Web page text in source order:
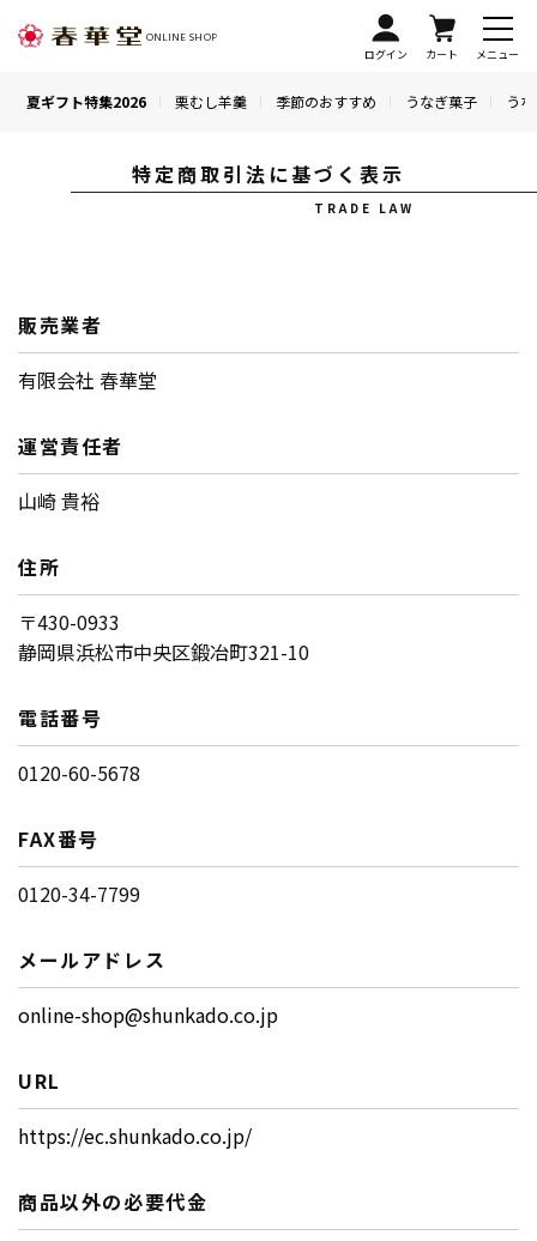
ONLINE SHOP
ログイン カート メニュー
夏ギフト特集2026 栗むし羊羹 季節のおすすめ うなぎ菓子 う
特定商取引法に基づく表示
TRADE LAW
販売業者
有限会社 春華堂
運営責任者
山崎 貴裕
住所
〒430-0933
静岡県浜松市中央区鍛冶町321-10
電話番号
0120-60-5678
FAX番号
0120-34-7799
メールアドレス
online-shop@shunkado.co.jp
URL
https://ec.shunkado.co.jp/
商品以外の必要代金